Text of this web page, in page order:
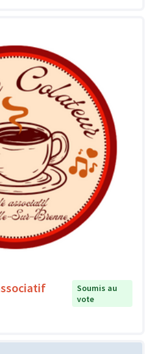
Soumis au
vote